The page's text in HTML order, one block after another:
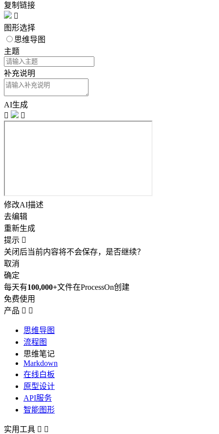
复制链接

图形选择
思维导图
主题
补充说明
AI生成


修改AI描述
去编辑
重新生成
提示 
关闭后当前内容将不会保存，是否继续？
取消
确定
每天有100,000+文件在ProcessOn创建
免费使用
产品  
思维导图
流程图
思维笔记
Markdown
在线白板
原型设计
API服务
智能图形
实用工具  